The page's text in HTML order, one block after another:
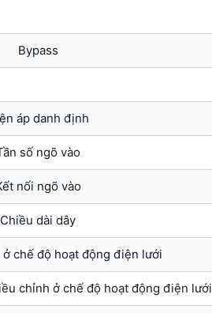
Bypass
áp danh định
số ngõ vào
nối ngõ vào
Chiều dài dây
ở chế độ hoạt động điện lưới
chỉnh ở chế độ hoạt động điện lưới